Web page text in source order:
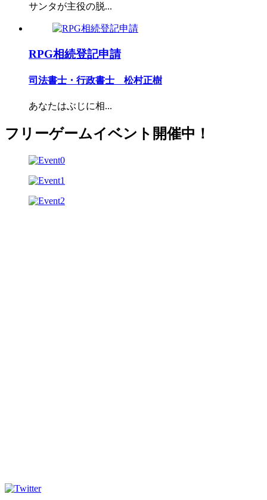
サンタが主役の脱...
RPG相続登記申請
司法書士・行政書士 松村正樹
あなたはぶじに相...
フリーゲームイベント開催中！